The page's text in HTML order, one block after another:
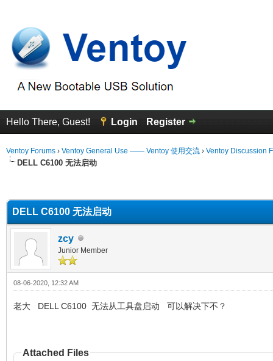
Hello There, Guest! Login Register
Ventoy Forums › Ventoy General Use —— Ventoy 使用交流 › Ventoy Discussion
DELL C6100 无法启动
DELL C6100 无法启动
zcy
Junior Member
08-06-2020, 12:32 AM
老大 DELL C6100 无法从工具盘启动 可以解决下不？
Attached Files